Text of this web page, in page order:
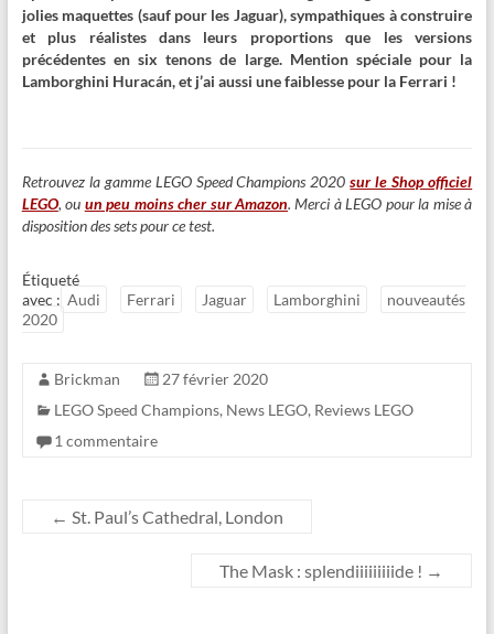
jolies maquettes (sauf pour les Jaguar), sympathiques à construire
et plus réalistes dans leurs proportions que les versions
précédentes en six tenons de large. Mention spéciale pour la
Lamborghini Huracán, et j’ai aussi une faiblesse pour la Ferrari !
Retrouvez la gamme LEGO Speed Champions 2020sur le Shop officiel
LEGO, ou un peu moins cher sur Amazon. Merci à LEGO pour la mise à
disposition des sets pour ce test.
Étiqueté
avec : Audi Ferrari Jaguar Lamborghini
nouveautés
2020
Brickman
27 février 2020
LEGO Speed Champions, News LEGO, Reviews LEGO
1 commentaire
← St. Paul’s Cathedral, London
The Mask : splendiiiiiiiiide ! →